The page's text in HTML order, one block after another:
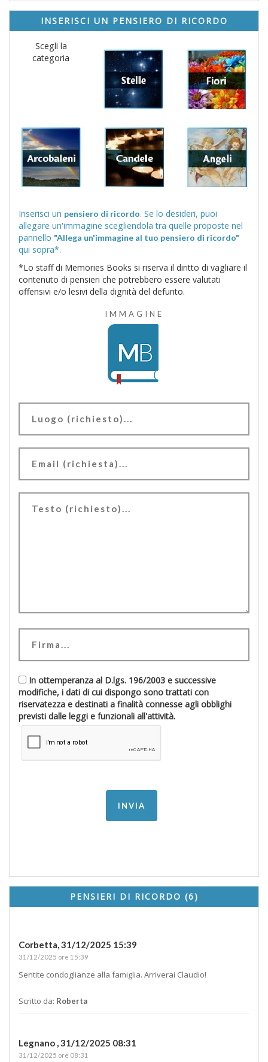
INSERISCI UN PENSIERO DI RICORDO
Scegli la
categoria
Inserisci un pensiero di ricordo. Se lo desideri, puoi
allegare un'immagine scegliendola tra quelle proposte nel
pannello "Allega un'immagine al tuo pensiero di ricordo"
qui sopra*.
*Lo staff di Memories Books si riserva il diritto di vagliare il
contenuto di pensieri che potrebbero essere valutati
offensivi e/o lesivi della dignità del defunto.
IMMAGINE
In ottemperanza al D.lgs. 196/2003 e successive
modifiche, i dati di cui dispongo sono trattati con
riservatezza e destinati a finalità connesse agli obblighi
previsti dalle leggi e funzionali all'attività.
PENSIERI DI RICORDO (6)
Corbetta,31/12/2025 15:39
31/12/2025 ore 15:39
Sentite condoglianze alla famiglia. Arriverai Claudio!
Scritto da: Roberta
Legnano ,31/12/2025 08:31
31/12/2025 ore 08:31